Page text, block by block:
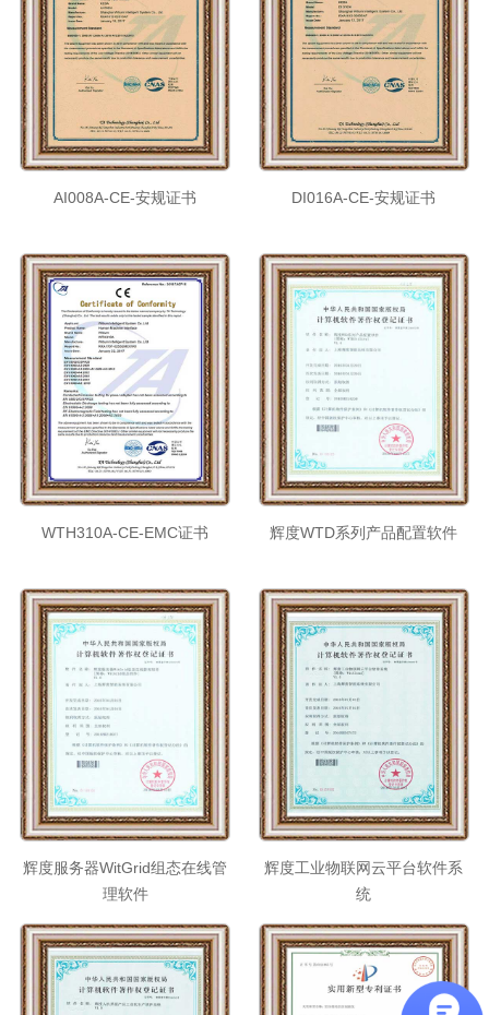
AI008A-CE-安规证书 DI016A-CE-安规证书
WTH310A-CE-EMC证书 辉度WTD系列产品配置软件
辉度服务器WitGrid组态在线管
理软件
辉度工业物联网云平台软件系
统